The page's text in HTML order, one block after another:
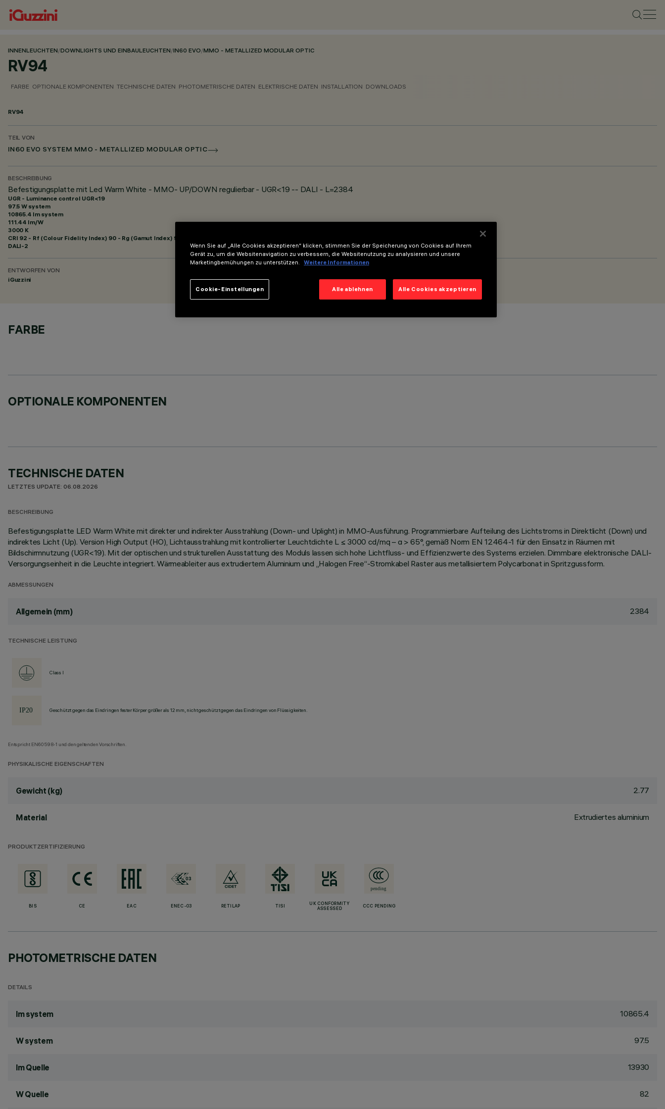
INNENLEUCHTEN/DOWNLIGHTS UND EINBAULEUCHTEN/IN60 EVO/MMO - METALLIZED MODULAR OPTIC
RV94
FARBE OPTIONALE KOMPONENTEN TECHNISCHE DATEN PHOTOMETRISCHE DATEN ELEKTRISCHE DATEN INSTALLATION DOWNLOADS
RV94
TEIL VON
IN60 EVO SYSTEM MMO - METALLIZED MODULAR OPTIC
BESCHREIBUNG
Befestigungsplatte mit Led Warm White - MMO- UP/DOWN regulierbar - UGR<19 -- DALI - L=2384
UGR - Luminance control UGR<19
97.5 W system
10865.4 lm system
111.44 lm/W
3000 K
CRI 92 - Rf (Colour Fidelity Index) 90 - Rg (Gamut Index) 96
DALI-2
ENTWORFEN VON
iGuzzini
FARBE
OPTIONALE KOMPONENTEN
TECHNISCHE DATEN
LETZTES UPDATE: 06.08.2026
BESCHREIBUNG
Befestigungsplatte LED Warm White mit direkter und indirekter Ausstrahlung (Down- und Uplight) in MMO-Ausführung. Programmierbare Aufteilung des Lichtstroms in Direktlicht (Down) und
indirektes Licht (Up). Version High Output (HO), Lichtausstrahlung mit kontrollierter Leuchtdichte L ≤ 3000 cd/mq – α > 65°, gemäß Norm EN 12464-1 für den Einsatz in Räumen mit
Bildschirmnutzung (UGR<19). Mit der optischen und strukturellen Ausstattung des Moduls lassen sich hohe Lichtfluss- und Effizienzwerte des Systems erzielen. Dimmbare elektronische DALI-
Versorgungseinheit in die Leuchte integriert. Wärmeableiter aus extrudiertem Aluminium und „Halogen Free“-Stromkabel Raster aus metallisiertem Polycarbonat in Spritzgussform.
ABMESSUNGEN
Allgemein (mm) 2384
TECHNISCHE LEISTUNG
Class I
Geschützt gegen das Eindringen fester Körper größer als 12 mm, nicht geschützt gegen das Eindringen von Flüssigkeiten.
Entspricht EN60598-1 und den geltenden Vorschriften.
PHYSIKALISCHE EIGENSCHAFTEN
Gewicht (kg) 2.77
Material Extrudiertes aluminium
PRODUKTZERTIFIZIERUNG
BIS CE EAC ENEC-03 RETILAP TISI
UK CONFORMITY
ASSESSED
CCC PENDING
PHOTOMETRISCHE DATEN
DETAILS
lm system 10865.4
W system 97.5
lm Quelle 13930
W Quelle 82
Wenn Sie auf „Alle Cookies akzeptieren“ klicken, stimmen Sie der Speicherung von Cookies auf Ihrem
Gerät zu, um die Websitenavigation zu verbessern, die Websitenutzung zu analysieren und unsere
Marketingbemühungen zu unterstützen.
Weitere Informationen
Alle ablehnen Alle Cookies akzeptieren
Cookie-Einstellungen